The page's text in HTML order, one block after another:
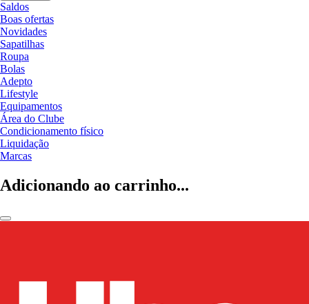
Saldos
Boas ofertas
Novidades
Sapatilhas
Roupa
Bolas
Adepto
Lifestyle
Equipamentos
Área do Clube
Condicionamento físico
Liquidação
Marcas
Adicionando ao carrinho...